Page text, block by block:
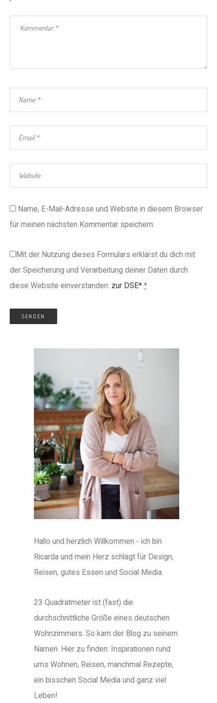
Name, E-Mail-Adresse und Website in diesem Browser
für meinen nächsten Kommentar speichern.
Mit der Nutzung dieses Formulars erklärst du dich mit
der Speicherung und Verarbeitung deiner Daten durch
diese Website einverstanden. zur DSE* *
Hallo und herzlich Willkommen - ich bin
Ricarda und mein Herz schlägt für Design,
Reisen, gutes Essen und Social Media.
23 Quadratmeter ist (fast) die
durchschnittliche Größe eines deutschen
Wohnzimmers. So kam der Blog zu seinem
Namen. Hier zu finden: Inspirationen rund
ums Wohnen, Reisen, manchmal Rezepte,
ein bisschen Social Media und ganz viel
Leben!